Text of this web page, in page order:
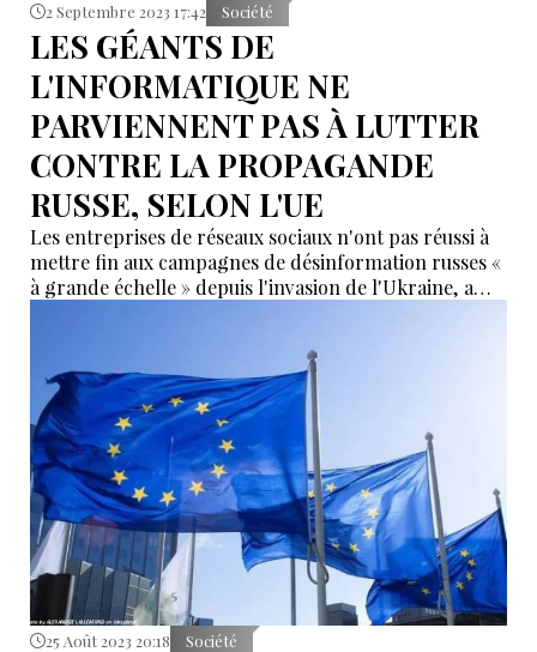
2 Septembre 2023 17:42 Société
LES GÉANTS DE
L'INFORMATIQUE NE
PARVIENNENT PAS À LUTTER
CONTRE LA PROPAGANDE
RUSSE, SELON L'UE
Les entreprises de réseaux sociaux n'ont pas réussi à
mettre fin aux campagnes de désinformation russes «
à grande échelle » depuis l'invasion de l'Ukraine, a
25 Août 2023 20:18 Société